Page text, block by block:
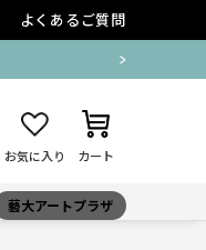
よくあるご質問
お気に入り カート
藝大アートプラザ